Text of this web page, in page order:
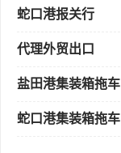
蛇口港报关行
代理外贸出口
盐田港集装箱拖车
蛇口港集装箱拖车